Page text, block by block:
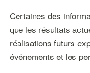
Certaines des
que les résultats
réalisations futurs
événements et les